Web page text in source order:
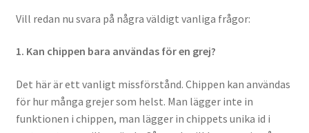
Varukorg
Vill redan nu svara på några väldigt vanliga frågor:
1. Kan chippen bara användas för en grej?
Det här är ett vanligt missförstånd. Chippen kan användas
för hur många grejer som helst. Man lägger inte in
funktionen i chippen, man lägger in chippets unika id i